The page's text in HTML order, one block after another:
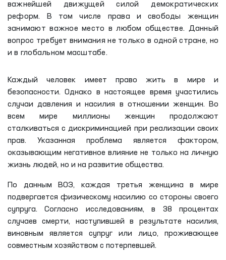
важнейшей движущей силой демократических
реформ. В том числе права и свободы женщин
занимают важное место в любом обществе. Данный
вопрос требует внимания не только в одной стране, но
и в глобальном масштабе.
Каждый человек имеет право жить в мире и
безопасности. Однако в настоящее время участились
случаи давления и насилия в отношении женщин. Во
всем мире миллионы женщин продолжают
сталкиваться с дискриминацией при реализации своих
прав. Указанная проблема является фактором,
оказывающим негативное влияние не только на личную
жизнь людей, но и на развитие общества.
По данным ВОЗ, каждая третья женщина в мире
подвергается физическому насилию со стороны своего
супруга. Согласно исследованиям, в 38 процентах
случаев смерти, наступившей в результате насилия,
виновным является супруг или лицо, проживающее
совместным хозяйством с потерпевшей.